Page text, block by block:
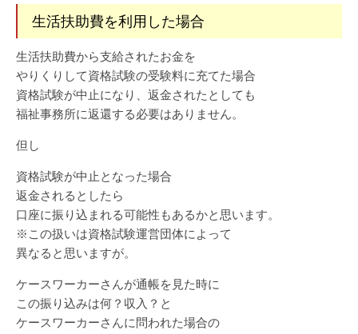
生活扶助費を利用した場合
生活扶助費から支給されたお金を
やりくりして資格試験の受験料に充てた場合
資格試験が中止になり、返金されたとしても
福祉事務所に返還する必要はありません。
但し
資格試験が中止となった場合
返金されるとしたら
口座に振り込まれる可能性もあるかと思います。
※この扱いは資格試験運営団体によって
異なると思いますが。
ケースワーカーさんが通帳を見た時に
この振り込みは何？収入？と
ケースワーカーさんに問われた場合の